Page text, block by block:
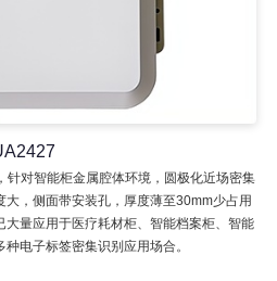
针对智能柜金属腔体环境，圆极化近场密集
大，侧面带安装孔，厚度薄至30mm少占用
量应用于医疗耗材柜、智能档案柜、智能
电子标签密集识别应用场合。